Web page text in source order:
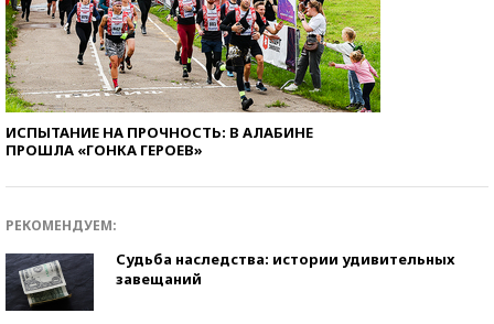
ИСПЫТАНИЕ НА ПРОЧНОСТЬ: В АЛАБИНЕ
ПРОШЛА «ГОНКА ГЕРОЕВ»
РЕКОМЕНДУЕМ:
Судьба наследства: истории удивительных
завещаний